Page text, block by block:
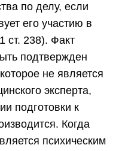
по делу, если
его участию в
ст. 238). Факт
подтвержден
не является
эксперта,
подготовки к
Когда
психическим